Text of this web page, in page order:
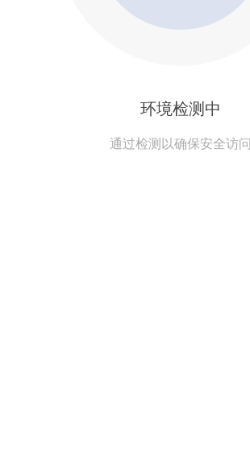
环境检测中
通过检测以确保安全访问